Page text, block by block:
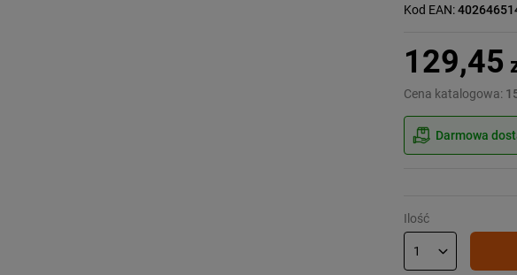
Kod EAN:
129,45
Cena katalogowa:
Darmowa
Ilość